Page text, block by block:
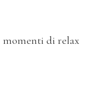
di relax